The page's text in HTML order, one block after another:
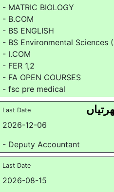
- MATRIC BIOLOGY
- B.COM
- BS ENGLISH
- BS Environmental Sciences
- I.COM
- FER 1,2
- FA OPEN COURSES
- fsc pre medical
Last Date
2026-12-06
- Deputy Accountant
Last Date
2026-08-15